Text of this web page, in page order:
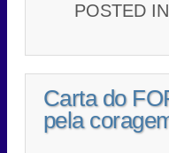
POSTED IN
Carta do
pela